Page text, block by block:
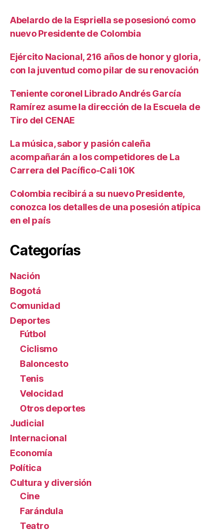
Abelardo de la Espriella se posesionó como
nuevo Presidente de Colombia
Ejército Nacional, 216 años de honor y gloria,
con la juventud como pilar de su renovación
Teniente coronel Librado Andrés García
Ramírez asume la dirección de la Escuela de
Tiro del CENAE
La música, sabor y pasión caleña
acompañarán a los competidores de La
Carrera del Pacífico-Cali 10K
Colombia recibirá a su nuevo Presidente,
conozca los detalles de una posesión atípica
en el país
Categorías
Nación
Bogotá
Comunidad
Deportes
Fútbol
Ciclismo
Baloncesto
Tenis
Velocidad
Otros deportes
Judicial
Internacional
Economía
Política
Cultura y diversión
Cine
Farándula
Teatro